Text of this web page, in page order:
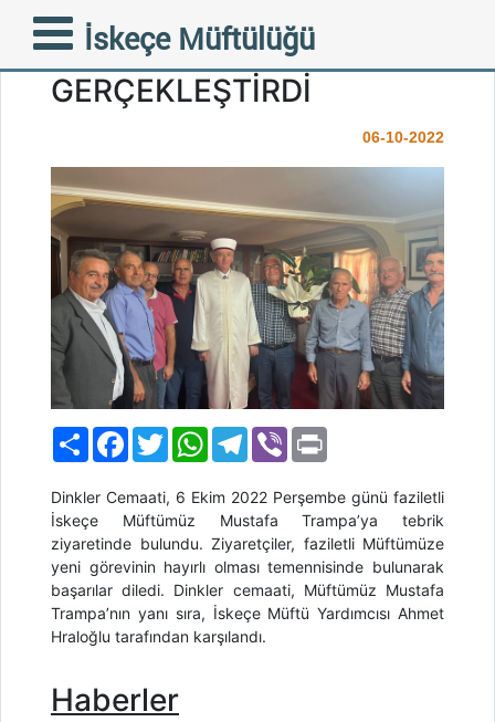
İskeçe Müftülüğü
DİNKLER CEMAATİ
MÜFTÜMÜZE ZİYARET
GERÇEKLEŞTİRDİ
06-10-2022
PaylaşFacebook
TwitterWhatsAppTelegram
Viber
Dinkler Cemaati, 6 Ekim 2022 Perşembe günü faziletli
İskeçe Müftümüz Mustafa Trampa’ya tebrik
ziyaretinde bulundu. Ziyaretçiler, faziletli Müftümüze
yeni görevinin hayırlı olması temennisinde bulunarak
başarılar diledi. Dinkler cemaati, Müftümüz Mustafa
Trampa’nın yanı sıra, İskeçe Müftü Yardımcısı Ahmet
Hraloğlu tarafından karşılandı.
Haberler